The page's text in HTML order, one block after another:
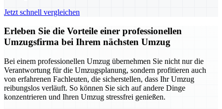
Jetzt schnell vergleichen
Erleben Sie die Vorteile einer professionellen
Umzugsfirma bei Ihrem nächsten Umzug
Bei einem professionellen Umzug übernehmen Sie nicht nur die
Verantwortung für die Umzugsplanung, sondern profitieren auch
von erfahrenen Fachleuten, die sicherstellen, dass Ihr Umzug
reibungslos verläuft. So können Sie sich auf andere Dinge
konzentrieren und Ihren Umzug stressfrei genießen.